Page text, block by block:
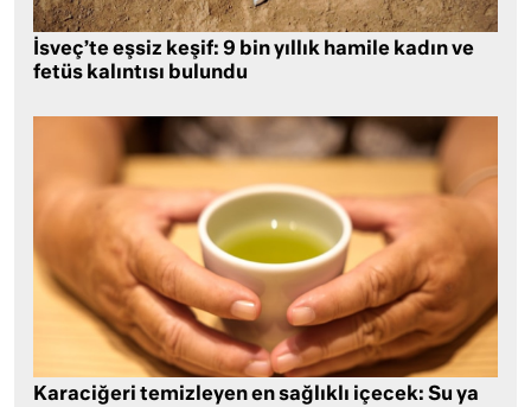
İsveç’te eşsiz keşif: 9 bin yıllık hamile kadın ve
fetüs kalıntısı bulundu
Karaciğeri temizleyen en sağlıklı içecek: Su ya